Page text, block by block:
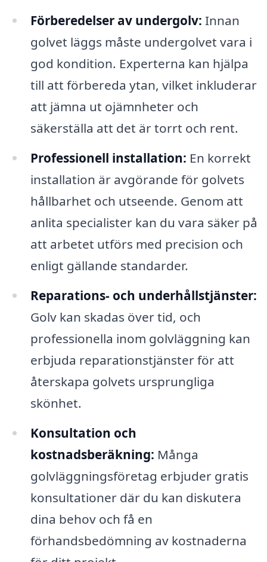
Förberedelser av undergolv: Innan
golvet läggs måste undergolvet vara i
god kondition. Experterna kan hjälpa
till att förbereda ytan, vilket inkluderar
att jämna ut ojämnheter och
säkerställa att det är torrt och rent.
Professionell installation: En korrekt
installation är avgörande för golvets
hållbarhet och utseende. Genom att
anlita specialister kan du vara säker på
att arbetet utförs med precision och
enligt gällande standarder.
Reparations- och underhållstjänster:
Golv kan skadas över tid, och
professionella inom golvläggning kan
erbjuda reparationstjänster för att
återskapa golvets ursprungliga
skönhet.
Konsultation och
kostnadsberäkning: Många
golvläggningsföretag erbjuder gratis
konsultationer där du kan diskutera
dina behov och få en
förhandsbedömning av kostnaderna